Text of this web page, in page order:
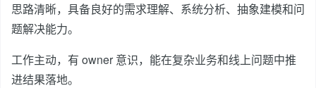
思路清晰，具备良好的需求理解、系统分析、抽象建模和问
题解决能力。
工作主动，有 owner 意识，能在复杂业务和线上问题中推
进结果落地。